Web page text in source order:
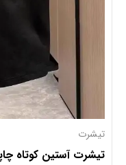
تیشرت
تیشرت آستین کوتاه